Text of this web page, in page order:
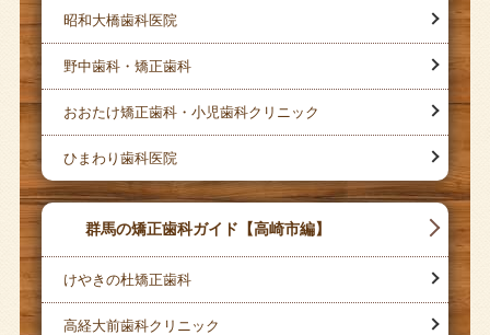
昭和大橋歯科医院
野中歯科・矯正歯科
おおたけ矯正歯科・小児歯科クリニック
ひまわり歯科医院
群馬の矯正歯科ガイド【高崎市編】
けやきの杜矯正歯科
高経大前歯科クリニック